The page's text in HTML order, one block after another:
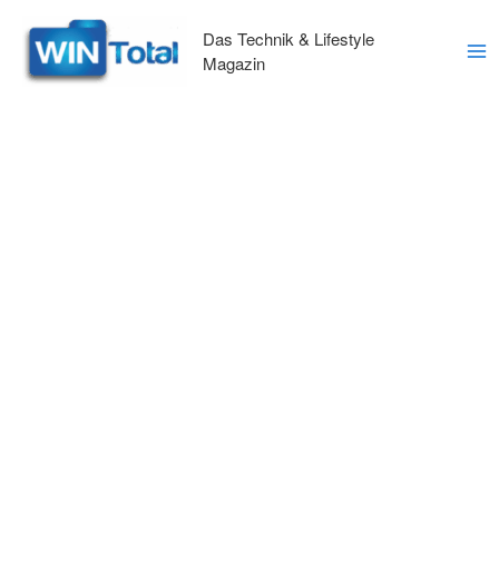
Inhalt
springen
Das Technik & Lifestyle
Magazin